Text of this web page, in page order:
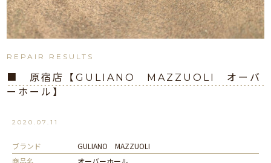
REPAIR RESULTS
■ 原宿店【GULIANO MAZZUOLI オーバ
ーホール】
2020.07.11
ブランド
GULIANO MAZZUOLI
商品名
オーバーホール